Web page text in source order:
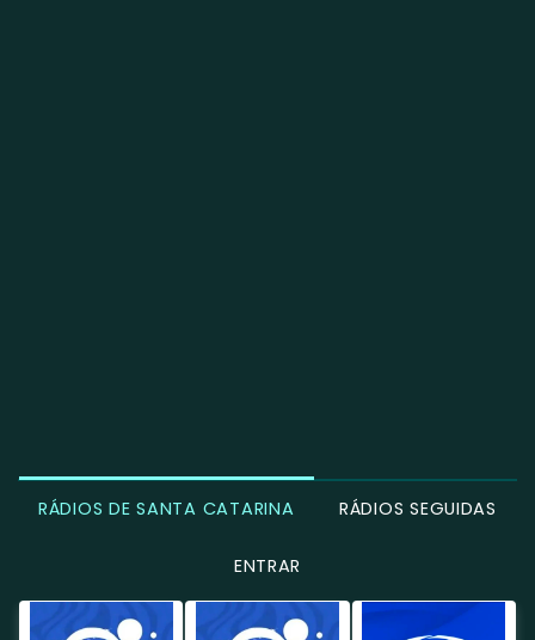
RÁDIOS DE SANTA CATARINA RÁDIOS SEGUIDAS
ENTRAR